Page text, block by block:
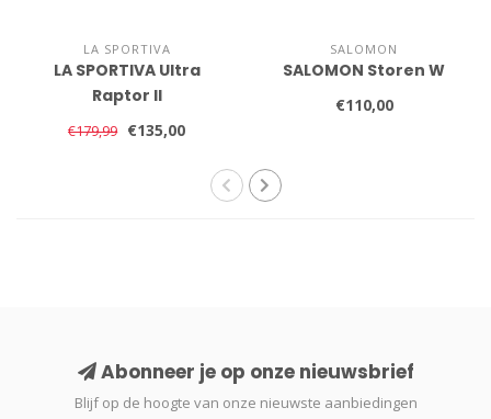
LA SPORTIVA
LA SPORTIVA Ultra
Raptor II
€179,99 €135,00
SALOMON
SALOMON Storen W
€110,00
Abonneer je op onze nieuwsbrief
Blijf op de hoogte van onze nieuwste aanbiedingen